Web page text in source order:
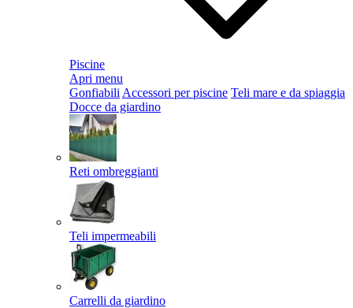
Piscine
Apri menu
Gonfiabili Accessori per piscine Teli mare e da spiaggia
Docce da giardino
Reti ombreggianti
Teli impermeabili
Carrelli da giardino